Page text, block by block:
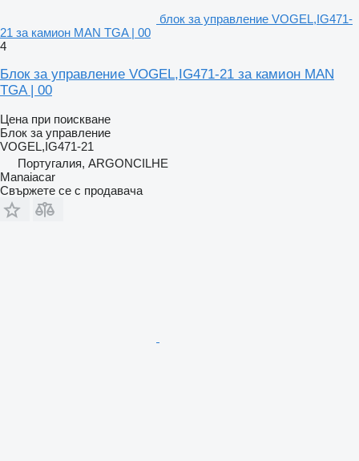
блок за управление VOGEL,IG471-
21 за камион MAN TGA | 00
4
Блок за управление VOGEL,IG471-21 за камион MAN
TGA | 00
Цена при поискване
Блок за управление
VOGEL,IG471-21
Португалия, ARGONCILHE
Manaiacar
Свържете се с продавача